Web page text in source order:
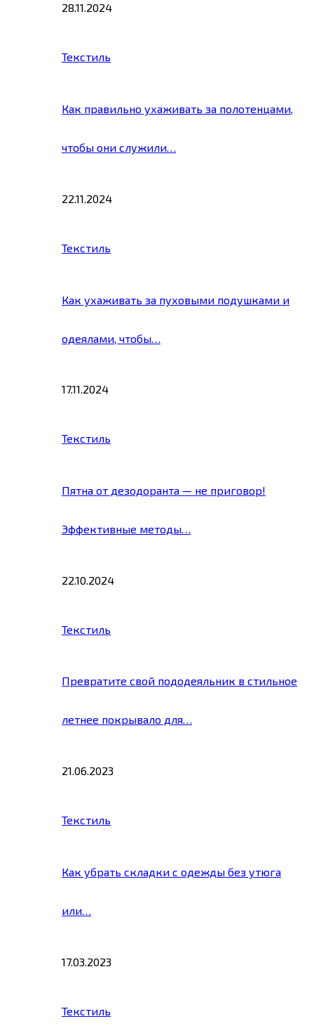
28.11.2024
Текстиль
Как правильно ухаживать за полотенцами,
чтобы они служили…
22.11.2024
Текстиль
Как ухаживать за пуховыми подушками и
одеялами, чтобы…
17.11.2024
Текстиль
Пятна от дезодоранта — не приговор!
Эффективные методы…
22.10.2024
Текстиль
Превратите свой пододеяльник в стильное
летнее покрывало для…
21.06.2023
Текстиль
Как убрать складки с одежды без утюга
или…
17.03.2023
Текстиль